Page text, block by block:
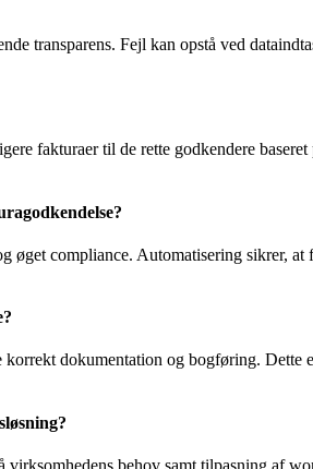
transparens. Fejl kan opstå ved
fakturaer til de rette godkendere
øget compliance. Automatisering sikrer,
dokumentation og bogføring.
behov samt tilpasning af